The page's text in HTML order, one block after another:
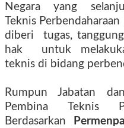
Negara yang
Teknis
diberi tugas,
hak untuk
teknis di bidang
Rumpun Jabatan
Pembina Teknis
Berdasarkan